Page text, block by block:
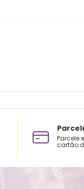
Parcele
cartão